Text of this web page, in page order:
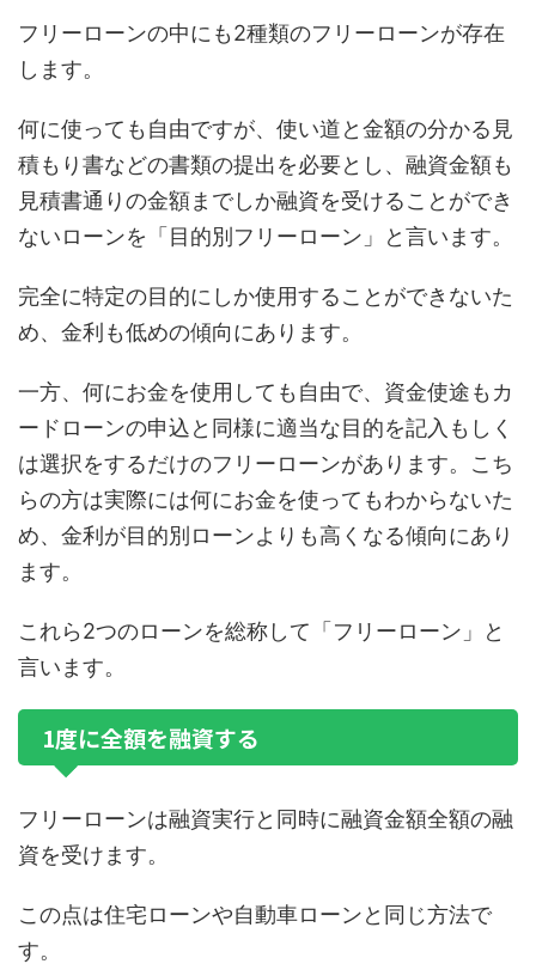
フリーローンの中にも2種類のフリーローンが存在
します。
何に使っても自由ですが、使い道と金額の分かる見
積もり書などの書類の提出を必要とし、融資金額も
見積書通りの金額までしか融資を受けることができ
ないローンを「目的別フリーローン」と言います。
完全に特定の目的にしか使用することができないた
め、金利も低めの傾向にあります。
一方、何にお金を使用しても自由で、資金使途もカ
ードローンの申込と同様に適当な目的を記入もしく
は選択をするだけのフリーローンがあります。こち
らの方は実際には何にお金を使ってもわからないた
め、金利が目的別ローンよりも高くなる傾向にあり
ます。
これら2つのローンを総称して「フリーローン」と
言います。
1度に全額を融資する
フリーローンは融資実行と同時に融資金額全額の融
資を受けます。
この点は住宅ローンや自動車ローンと同じ方法で
す。